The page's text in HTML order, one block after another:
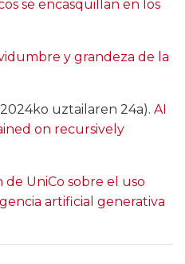
se encasquillan en los
y grandeza de la
uztailaren 24a). AI
on recursively
de UniCo sobre el uso
artificial generativa